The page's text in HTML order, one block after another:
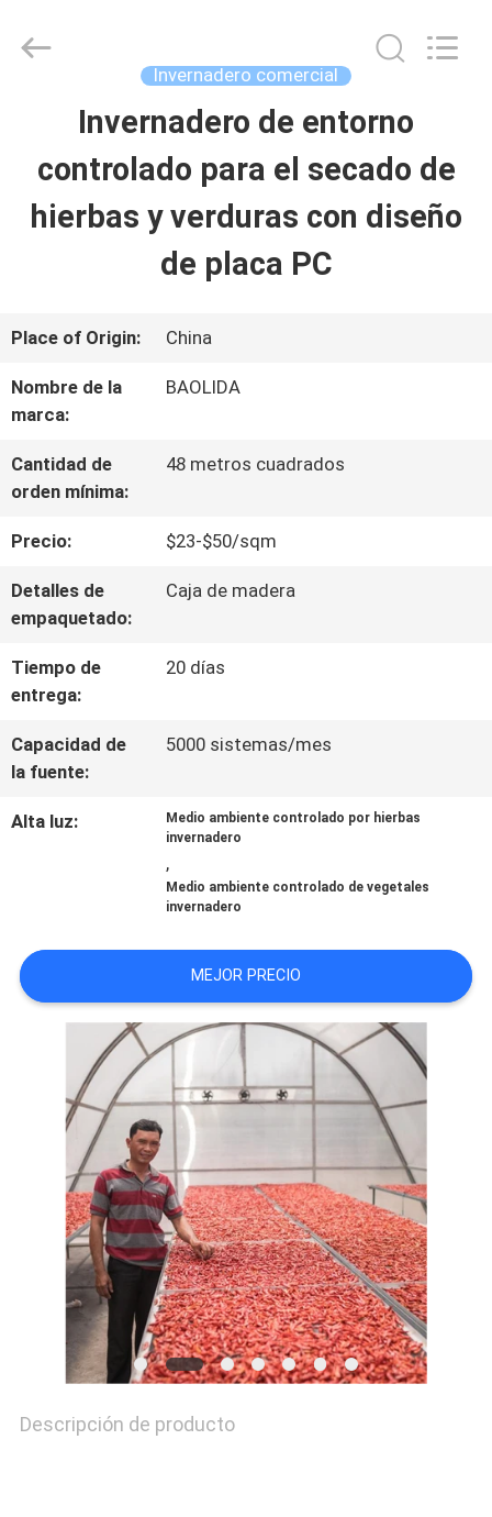
HOGAR
PRODUCTOS
DEMOSTRACIÓN
DE
VR
SOBRE
NOSOTROS
VIAJE
DE
LA
CONTROL
ÉNTRENOS
CONTACTO
NOTICIAS
MAPA
SITIO
Metal
Reserved.
Invernadero comercial
Invernadero de entorno
controlado para el secado de
hierbas y verduras con diseño
de placa PC
Place of Origin: China
Nombre de la
marca:
BAOLIDA
Cantidad de
orden mínima:
48 metros cuadrados
Precio: $23-$50/sqm
Detalles de
empaquetado:
Caja de madera
Tiempo de
entrega:
20 días
Capacidad de
la fuente:
5000 sistemas/mes
Alta luz:
Medio ambiente controlado por hierbas
invernadero
,
Medio ambiente controlado de vegetales
invernadero
MEJOR PRECIO
Descripción de producto